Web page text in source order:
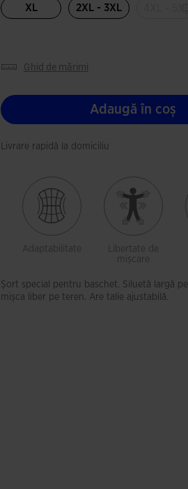
XL 2XL - 3XL
ghid de mărimi
Adaugă în coș
Livrare rapidă la domiciliu
Adaptabilitate
Libertate de
mișcare
Șort special pentru baschet. Siluetă largă
mișca liber pe teren. Are talie ajustabilă.